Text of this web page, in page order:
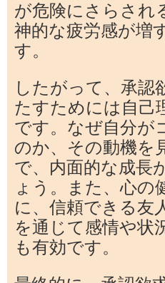
が危険にさらされ
神的な疲労感が増
す。
したがって、承認
たすためには自己
です。なぜ自分が
のか、その動機を
で、内面的な成長
ょう。また、心の
に、信頼できる友
を通じて感情や状
も有効です。